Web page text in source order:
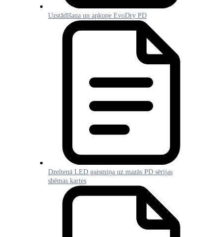
Uzstādīšana un apkope EvoDry PD
Dzeltenā LED gaismiņa uz mazās PD sērijas
shēmas kartes